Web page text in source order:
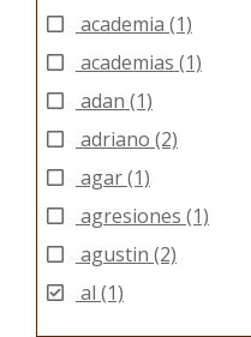
academia (1)
academias (1)
adan (1)
adriano (2)
agar(1)
agresiones (1)
agustin (2)
al (1)